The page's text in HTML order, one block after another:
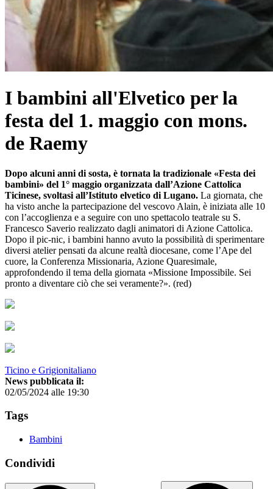
I bambini all'Elvetico per la
festa del 1. maggio con mons.
de Raemy
Dopo alcuni anni di sosta, è tornata la tradizionale «Festa dei
bambini» del 1° maggio organizzata dall’Azione Cattolica
Ticinese, svoltasi all’Istituto elvetico di Lugano. La giornata, che
ha visto anche la partecipazione del vescovo Alain, è iniziata alle 10
con l’accoglienza e a seguire con uno spettacolo teatrale su S.
Francesco Saverio realizzato dagli animatori di Azione Cattolica.
Dopo il pic-nic, i bambini hanno avuto la possibilità di sperimentare
diversi atelier pensati da alcune realtà diocesane, come l’Ape del
cuore, la Conferenza Missionaria, Azione Quaresimale,
approfondendo il tema della giornata «Missione Impossibile. Sei
pronto a diventare ciò che sei veramente?». (red)
Ticino e Grigionitaliano
News pubblicata il:
02/05/2024 alle 19:30
Tags
Bambini
Condividi